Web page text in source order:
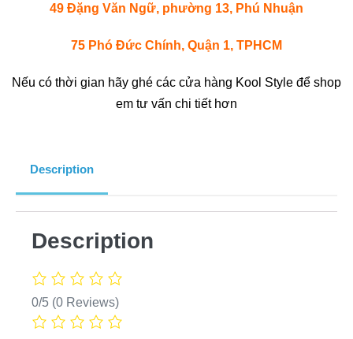
49 Đặng Văn Ngữ, phường 13, Phú Nhuận
75 Phó Đức Chính, Quận 1, TPHCM
Nếu có thời gian hãy ghé các cửa hàng Kool Style để shop
em tư vấn chi tiết hơn
Description
Description
0/5 (0 Reviews)